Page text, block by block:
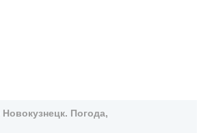
Погода,